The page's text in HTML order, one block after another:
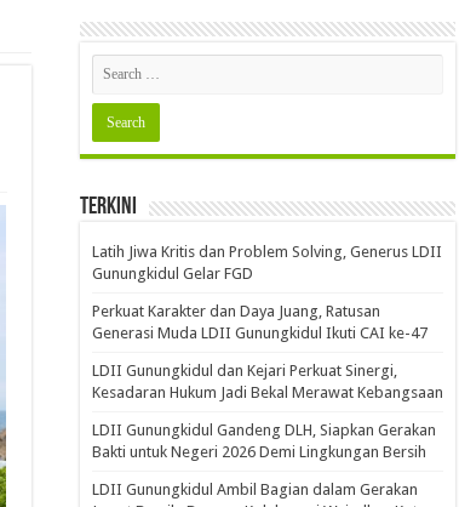
Terkini
Latih Jiwa Kritis dan Problem Solving, Generus LDII
Gunungkidul Gelar FGD
Perkuat Karakter dan Daya Juang, Ratusan
Generasi Muda LDII Gunungkidul Ikuti CAI ke-47
LDII Gunungkidul dan Kejari Perkuat Sinergi,
Kesadaran Hukum Jadi Bekal Merawat Kebangsaan
LDII Gunungkidul Gandeng DLH, Siapkan Gerakan
Bakti untuk Negeri 2026 Demi Lingkungan Bersih
LDII Gunungkidul Ambil Bagian dalam Gerakan